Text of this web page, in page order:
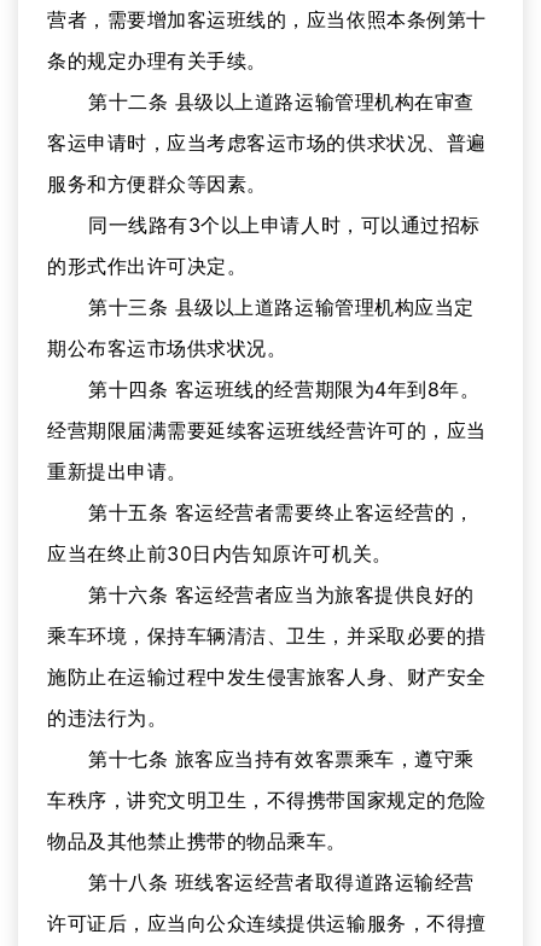
营者，需要增加客运班线的，应当依照本条例第十
条的规定办理有关手续。
第十二条 县级以上道路运输管理机构在审查
客运申请时，应当考虑客运市场的供求状况、普遍
服务和方便群众等因素。
同一线路有3个以上申请人时，可以通过招标
的形式作出许可决定。
第十三条 县级以上道路运输管理机构应当定
期公布客运市场供求状况。
第十四条 客运班线的经营期限为4年到8年。
经营期限届满需要延续客运班线经营许可的，应当
重新提出申请。
第十五条 客运经营者需要终止客运经营的，
应当在终止前30日内告知原许可机关。
第十六条 客运经营者应当为旅客提供良好的
乘车环境，保持车辆清洁、卫生，并采取必要的措
施防止在运输过程中发生侵害旅客人身、财产安全
的违法行为。
第十七条 旅客应当持有效客票乘车，遵守乘
车秩序，讲究文明卫生，不得携带国家规定的危险
物品及其他禁止携带的物品乘车。
第十八条 班线客运经营者取得道路运输经营
许可证后，应当向公众连续提供运输服务，不得擅